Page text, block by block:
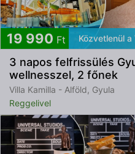
19 990 Ft Közvetlenül
3 napos felfrissülés
wellnesszel, 2 főnek
Villa Kamilla - Alföld, Gyula
Reggelivel